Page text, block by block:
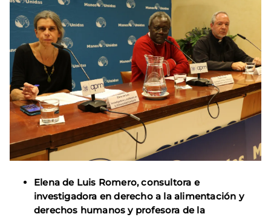
Elena de Luis Romero, consultora e
investigadora en derecho a la alimentación y
derechos humanos y profesora de la